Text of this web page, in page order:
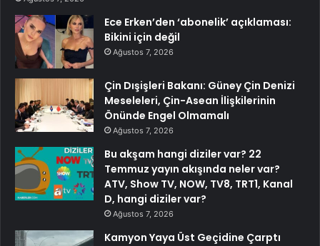
Ece Erken’den ‘abonelik’ açıklaması:
Bikini için değil
Ağustos 7, 2026
Çin Dışişleri Bakanı: Güney Çin Denizi
Meseleleri, Çin-Asean İlişkilerinin
Önünde Engel Olmamalı
Ağustos 7, 2026
Bu akşam hangi diziler var? 22
Temmuz yayın akışında neler var?
ATV, Show TV, NOW, TV8, TRT1, Kanal
D, hangi diziler var?
Ağustos 7, 2026
Kamyon Yaya Üst Geçidine Çarptı